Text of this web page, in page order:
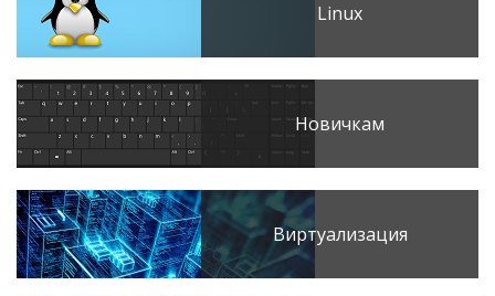
Linux
Новичкам
Виртуализация